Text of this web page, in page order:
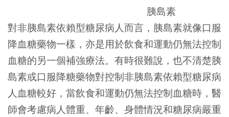
胰島素
對非胰島素依賴型糖尿病人而言，胰島素就像口服
降血糖藥物一樣，亦是用於飲食和運動仍無法控制
血糖的另一個補強療法。有時很難說，也不清楚胰
島素或口服降糖藥物對控制非胰島素依賴型糖尿病
人血糖較好，當飲食和運動仍無法控制血糖時，醫
師會考慮病人體重、年齡、身體情況和糖尿病嚴重